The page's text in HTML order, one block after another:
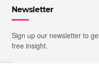
Newsletter
Sign up our newsletter to
free insight.